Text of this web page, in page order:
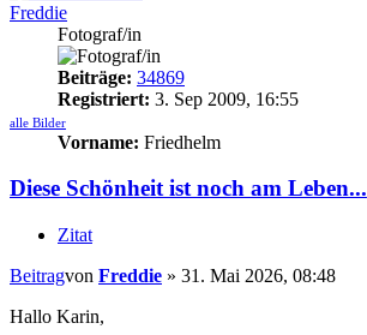
Freddie
Fotograf/in
Beiträge: 34869
Registriert: 3. Sep 2009, 16:55
alle Bilder
Vorname: Friedhelm
Diese Schönheit ist noch am Leben...
Zitat
Beitragvon Freddie » 31. Mai 2026, 08:48
Hallo Karin,